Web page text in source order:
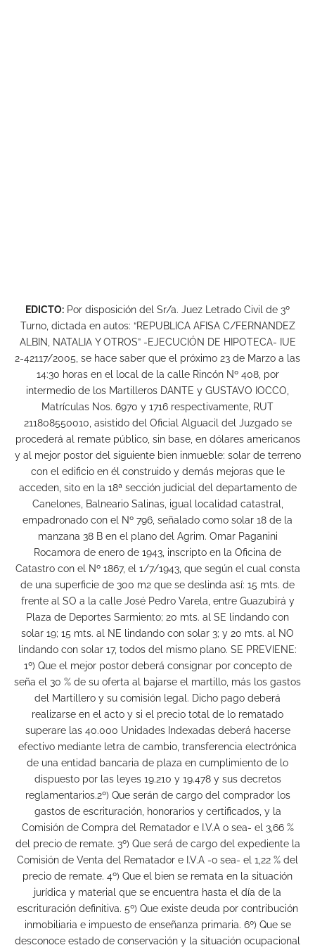
EDICTO: Por disposición del Sr/a. Juez Letrado Civil de 3º
Turno, dictada en autos: “REPUBLICA AFISA C/FERNANDEZ
ALBIN, NATALIA Y OTROS” -EJECUCIÓN DE HIPOTECA- IUE
2-42117/2005, se hace saber que el próximo 23 de Marzo a las
14:30 horas en el local de la calle Rincón Nº 408, por
intermedio de los Martilleros DANTE y GUSTAVO IOCCO,
Matrículas Nos. 6970 y 1716 respectivamente, RUT
211808550010, asistido del Oficial Alguacil del Juzgado se
procederá al remate público, sin base, en dólares americanos
y al mejor postor del siguiente bien inmueble: solar de terreno
con el edificio en él construido y demás mejoras que le
acceden, sito en la 18ª sección judicial del departamento de
Canelones, Balneario Salinas, igual localidad catastral,
empadronado con el Nº 796, señalado como solar 18 de la
manzana 38 B en el plano del Agrim. Omar Paganini
Rocamora de enero de 1943, inscripto en la Oficina de
Catastro con el Nº 1867, el 1/7/1943, que según el cual consta
de una superficie de 300 m2 que se deslinda así: 15 mts. de
frente al SO a la calle José Pedro Varela, entre Guazubirá y
Plaza de Deportes Sarmiento; 20 mts. al SE lindando con
solar 19; 15 mts. al NE lindando con solar 3; y 20 mts. al NO
lindando con solar 17, todos del mismo plano. SE PREVIENE:
1º) Que el mejor postor deberá consignar por concepto de
seña el 30 % de su oferta al bajarse el martillo, más los gastos
del Martillero y su comisión legal. Dicho pago deberá
realizarse en el acto y si el precio total de lo rematado
superare las 40.000 Unidades Indexadas deberá hacerse
efectivo mediante letra de cambio, transferencia electrónica
de una entidad bancaria de plaza en cumplimiento de lo
dispuesto por las leyes 19.210 y 19.478 y sus decretos
reglamentarios.2º) Que serán de cargo del comprador los
gastos de escrituración, honorarios y certificados, y la
Comisión de Compra del Rematador e I.V.A o sea- el 3,66 %
del precio de remate. 3º) Que será de cargo del expediente la
Comisión de Venta del Rematador e I.V.A -o sea- el 1,22 % del
precio de remate. 4º) Que el bien se remata en la situación
jurídica y material que se encuentra hasta el día de la
escrituración definitiva. 5º) Que existe deuda por contribución
inmobiliaria e impuesto de enseñanza primaria. 6º) Que se
desconoce estado de conservación y la situación ocupacional